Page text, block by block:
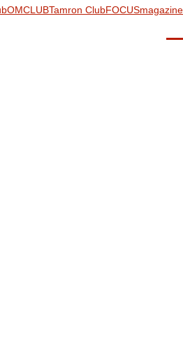
OMCLUBTamron ClubFOCUSmagazine